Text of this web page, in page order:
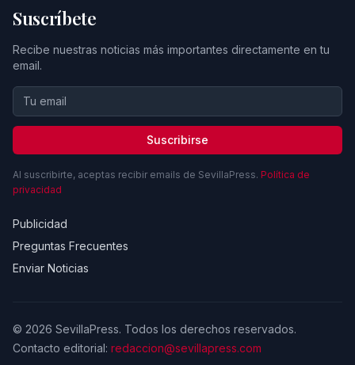
Suscríbete
Recibe nuestras noticias más importantes directamente en tu
email.
Suscribirse
Al suscribirte, aceptas recibir emails de SevillaPress. Política de
privacidad
Publicidad
Preguntas Frecuentes
Enviar Noticias
© 2026 SevillaPress. Todos los derechos reservados.
Contacto editorial: redaccion@sevillapress.com